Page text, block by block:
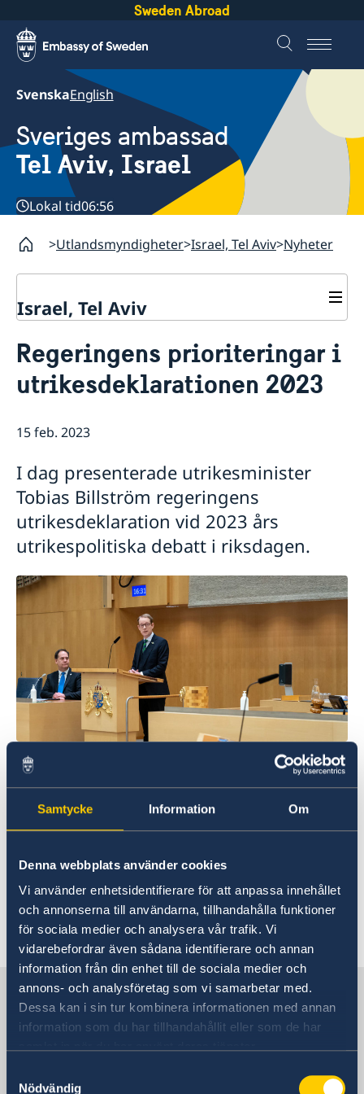
Samtycke Information Om
Denna webbplats använder cookies
Vi använder enhetsidentifierare för att anpassa innehållet
och annonserna till användarna, tillhandahålla funktioner
för sociala medier och analysera vår trafik. Vi
vidarebefordrar även sådana identifierare och annan
information från din enhet till de sociala medier och
annons- och analysföretag som vi samarbetar med.
Dessa kan i sin tur kombinera informationen med annan
information som du har tillhandahållit eller som de har
Nödvändig
Sweden Abroad
SvenskaEnglish
Sveriges ambassad
Tel Aviv, Israel
Lokal tid06:56
Utlandsmyndigheter Israel, Tel Aviv Nyheter
Israel, Tel Aviv
Om ambassaden
Lediga tjänster
GDPR
Så stöttar vi svenska företag
Team Sweden
Svenska företag i Israel
Anmäl handelshinder
Regeringens prioriteringar i
utrikesdeklarationen 2023
15 feb. 2023
I dag presenterade utrikesminister
Tobias Billström regeringens
utrikesdeklaration vid 2023 års
utrikespolitiska debatt i riksdagen.
Ta del av och läs
utrikesdeklarationen 2023.
Tal: Utrikesdeklarationen på regeringens
webbplats
Pressmeddelande om utrikesdeklarationen på
regeringens webbplats
Sverige i Israel, Tel Aviv
Sveriges ambassad
Besöksadress